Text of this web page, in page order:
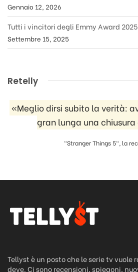
Gennaio 12, 2026
Tutti i vincitori degli Emmy Award 2025
Settembre 15, 2025
Retelly
«Meglio dirsi subito la verità:
gran lunga una
"Stranger Things 5", la
Tellyst è un posto che le serie tv vuole
deve. Ci sono recensioni, spiegoni,